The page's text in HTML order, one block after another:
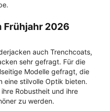
Frühjahr 2026
auch Trenchcoats,
sehr gefragt. Für die
Modelle gefragt, die
eine stilvolle Optik bieten.
Robustheit und ihre
zu werden.